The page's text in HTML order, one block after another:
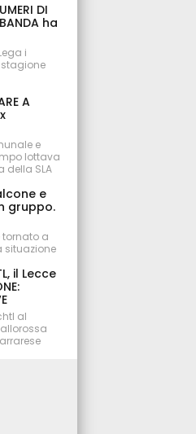
DI
ha
i
A
e
lottava
della SLA
e
gruppo.
tornato a
situazione
il Lecce
al